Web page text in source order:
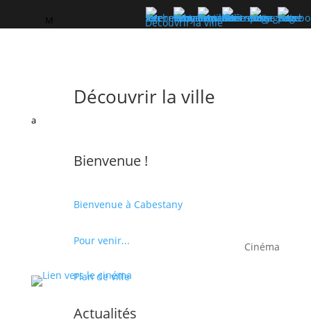
a
M Découvrir la ville
Découvrir la ville
Bienvenue !
Bienvenue à Cabestany
Pour venir...
Plan de ville
Actualités
Cinéma